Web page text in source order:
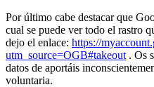
Por último cabe destacar que
cual se puede ver todo el rastro
dejo el enlace: https://
utm_source=OGB#takeout . Os
datos de aportáis
voluntaria.